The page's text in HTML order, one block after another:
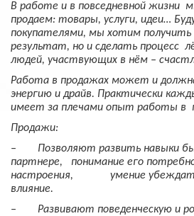
В работе и в повседневной жизни
продаем: товары, услуги, идеи…
покупателями, мы хотим
результат, но и сделать процесс
людей, участвующих в нём –
Работа в продажах может и
энергию и драйв. Практически
имеет за плечами опыт работы в
Продажи:
‒
Позволяют развить навыки
партнере, понимание его
настроения, умение убеждать
влияние.
‒
Развивают поведенческую и